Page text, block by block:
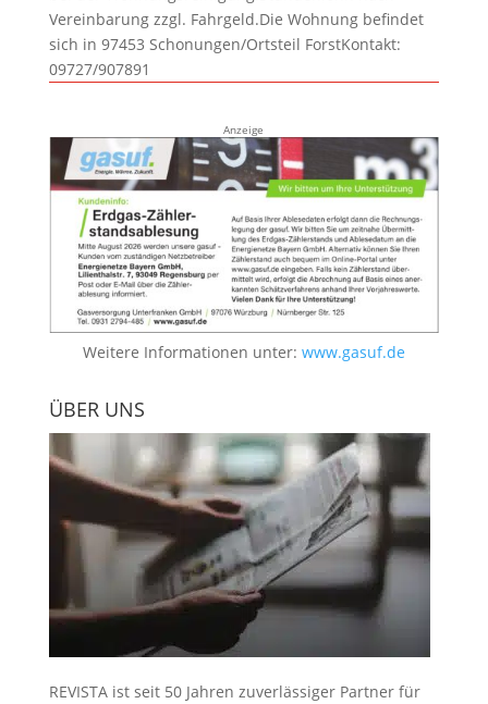
Vereinbarung zzgl. Fahrgeld.Die Wohnung befindet
sich in 97453 Schonungen/Ortsteil ForstKontakt:
09727/907891
Anzeige
Weitere Informationen unter: www.gasuf.de
ÜBER UNS
REVISTA ist seit 50 Jahren zuverlässiger Partner für